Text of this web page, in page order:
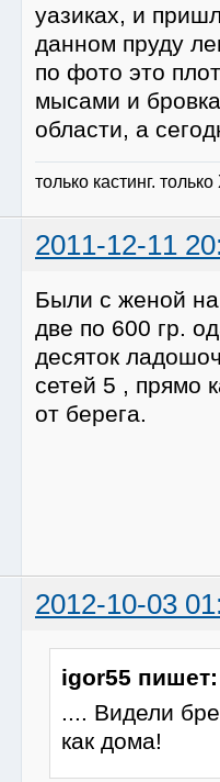
уазиках, и
данном пруду
по фото это
мысами и
области, а
только кастинг.
2011-12-11
Были с женой
две по 600 гр.
десяток
сетей 5 , прямо
от берега.
2012-10-03
igor55 пишет:
.... Видели
как дома!